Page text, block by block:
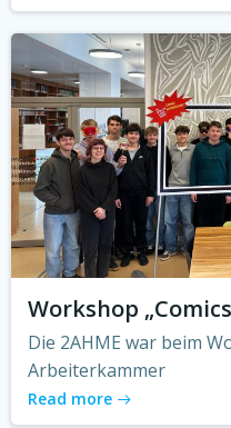
Workshop
Die 2AHME war beim
Arbeiterkammer
Read more